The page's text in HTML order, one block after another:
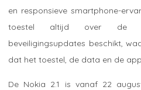
en responsieve smartphone-
toestel altijd over de
beveiligingsupdates beschikt,
dat het toestel, de data en de
De Nokia 2.1 is vanaf 22